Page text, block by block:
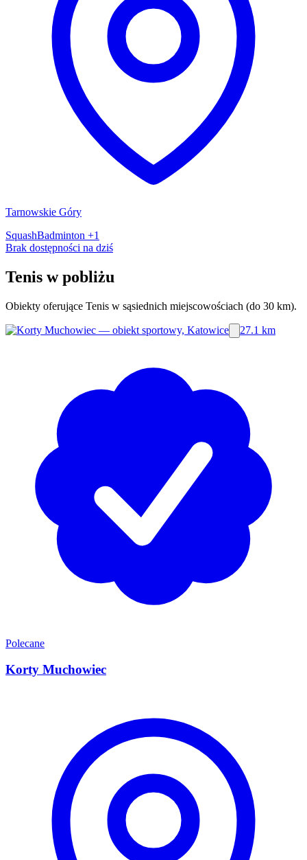
Tarnowskie Góry
SquashBadminton +1
Brak dostępności na dziś
Tenis w pobliżu
Obiekty oferujące Tenis w sąsiednich miejscowościach (do 30 km).
27.1 km
Polecane
Korty Muchowiec